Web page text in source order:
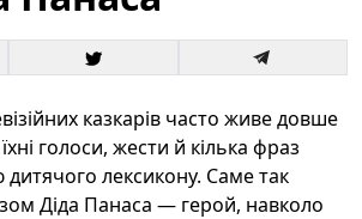
казкарів часто живе довше
голоси, жести й кілька фраз
лексикону. Саме так
Діда Панаса — герой, навколо